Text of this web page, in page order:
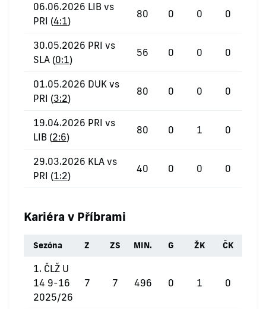
06.06.2026 LIB vs
PRI (4:1)
80 0 0 0
30.05.2026 PRI vs
SLA (0:1)
56 0 0 0
01.05.2026 DUK vs
PRI (3:2)
80 0 0 0
19.04.2026 PRI vs
LIB (2:6)
80 0 1 0
29.03.2026 KLA vs
PRI (1:2)
40 0 0 0
Kariéra v Příbrami
Sezóna Z ZS MIN. G ŽK ČK
1. ČLŽ U
14 9-16
2025/26
7 7 496 0 1 0